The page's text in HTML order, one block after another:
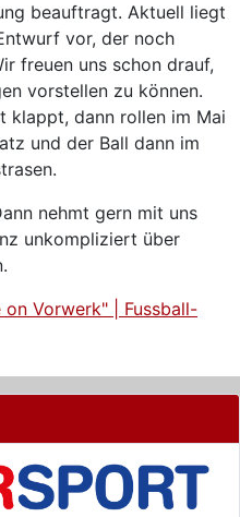
beauftragt. Aktuell liegt
vor, der noch
freuen uns schon drauf,
vorstellen zu können.
klappt, dann rollen im Mai
und der Ball dann im
nehmt gern mit uns
unkompliziert über
Vorwerk" | Fussball-